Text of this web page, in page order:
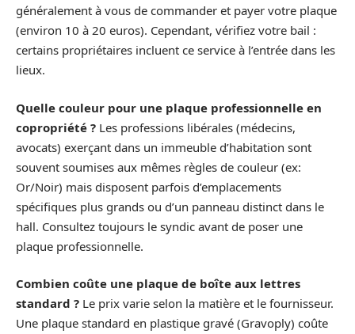
généralement à vous de commander et payer votre plaque
(environ 10 à 20 euros). Cependant, vérifiez votre bail :
certains propriétaires incluent ce service à l’entrée dans les
lieux.
Quelle couleur pour une plaque professionnelle en
copropriété ? Les professions libérales (médecins,
avocats) exerçant dans un immeuble d’habitation sont
souvent soumises aux mêmes règles de couleur (ex:
Or/Noir) mais disposent parfois d’emplacements
spécifiques plus grands ou d’un panneau distinct dans le
hall. Consultez toujours le syndic avant de poser une
plaque professionnelle.
Combien coûte une plaque de boîte aux lettres
standard ? Le prix varie selon la matière et le fournisseur.
Une plaque standard en plastique gravé (Gravoply) coûte